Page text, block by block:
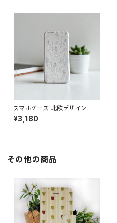
スマホケース 北欧デザイン ハ
ードケース iPhone17/galaxy/
Googlepixel/Xperia シンプ
¥3,180
その他の商品